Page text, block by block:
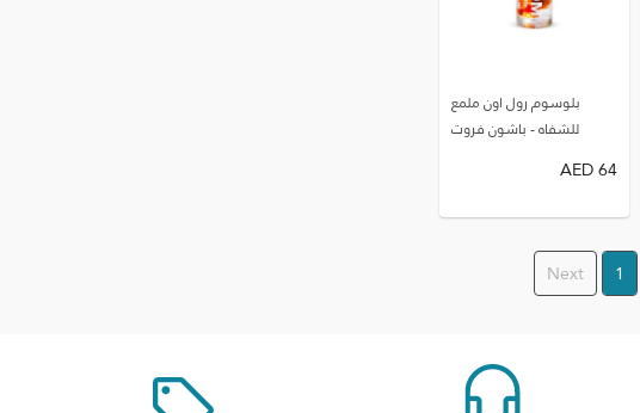
بلوسوم رول اون ملمع
للشفاه - باشون فروت
64
AED
1
Next